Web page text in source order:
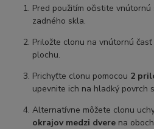
Pred použitím očistite
zadného skla.
Priložte clonu na vnútornú
plochu.
Prichyťte clonu pomocou 2
upevnite ich na hladký povrch
Alternatívne môžete clonu
okrajov medzi dvere na